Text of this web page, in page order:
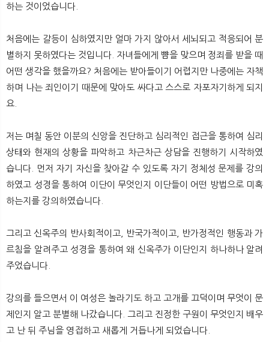
하는 것이었습니다.
처음에는 갈등이 심하였지만 얼마 가지 않아서 세뇌되고 적응되어 분
별하지 못하였다는 것입니다. 자녀들에게 뺨을 맞으며 정죄를 받을 때
어떤 생각을 했을까요? 처음에는 받아들이기 어렵지만 나중에는 자책
하며 나는 죄인이기 때문에 맞아도 싸다고 스스로 자포자기하게 되지
요.
저는 며칠 동안 이분의 신앙을 진단하고 심리적인 접근을 통하여 심리
상태와 현재의 상황을 파악하고 차근차근 상담을 진행하기 시작하였
습니다. 먼저 자기 자신을 찾아갈 수 있도록 자기 정체성 문제를 강의
하였고 성경을 통하여 이단이 무엇인지 이단들이 어떤 방법으로 미혹
하는지를 강의하였습니다.
그리고 신옥주의 반사회적이고, 반국가적이고, 반가정적인 행동과 가
르침을 알려주고 성경을 통하여 왜 신옥주가 이단인지 하나하나 알려
주었습니다.
강의를 들으면서 이 여성은 놀라기도 하고 고개를 끄덕이며 무엇이 문
제인지 알고 분별해 나갔습니다. 그리고 진정한 구원이 무엇인지 배우
고 난 뒤 주님을 영접하고 새롭게 거듭나게 되었습니다.